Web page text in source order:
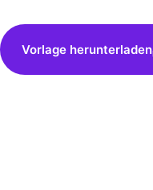
Vorlage herunterladen